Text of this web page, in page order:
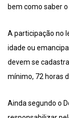
bem como saber
A participação no
idade ou
devem se
mínimo, 72 horas
Ainda segundo o